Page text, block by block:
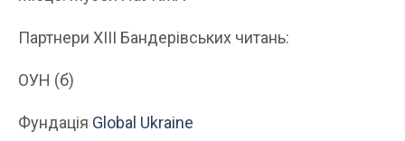
Партнери ХІІІ Бандерівських читань:
ОУН (б)
Фундація Global Ukraine